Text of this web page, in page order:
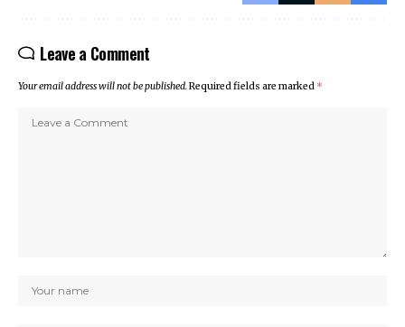
Leave a Comment
Your email address will not be published.Required fields are marked *